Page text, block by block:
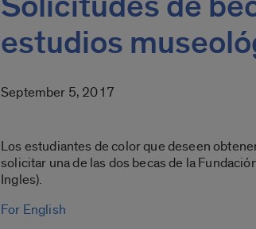
estudios
September 5, 2017
Los estudiantes de color que deseen
solicitar una de las dos becas de la
Ingles).
For English